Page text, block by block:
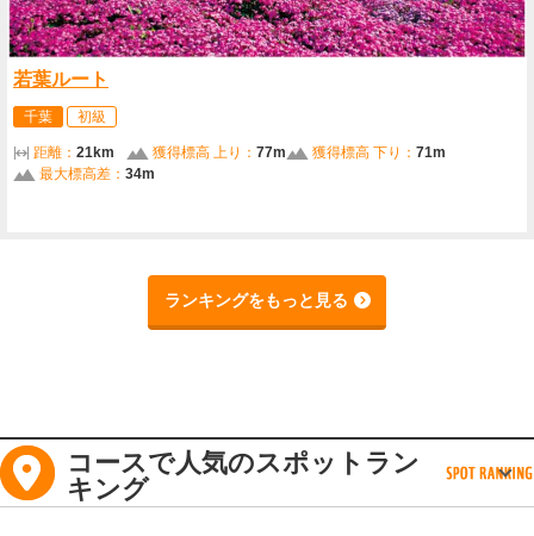
若葉ルート
千葉 初級
距離： 21km 獲得標高 上り： 77m 獲得標高 下り： 71m
最大標高差： 34m
ランキングをもっと見る
コースで人気のスポットラン
キング